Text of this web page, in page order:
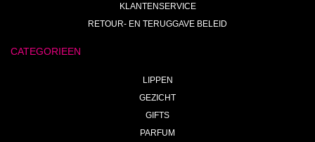
KLANTENSERVICE
RETOUR- EN TERUGGAVE BELEID
CATEGORIEEN
LIPPEN
GEZICHT
GIFTS
PARFUM